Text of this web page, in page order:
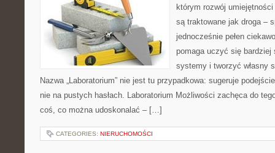
którym rozwój
są traktowane jak droga –
jednocześnie pełen
pomaga uczyć się bardziej
systemy i tworzyć własny
Nazwa „Laboratorium” nie jest tu przypadkowa: sugeruje
nie na pustych hasłach. Laboratorium Możliwości zachęca do
coś, co można udoskonalać – […]
CATEGORIES: NIERUCHOMOŚCI